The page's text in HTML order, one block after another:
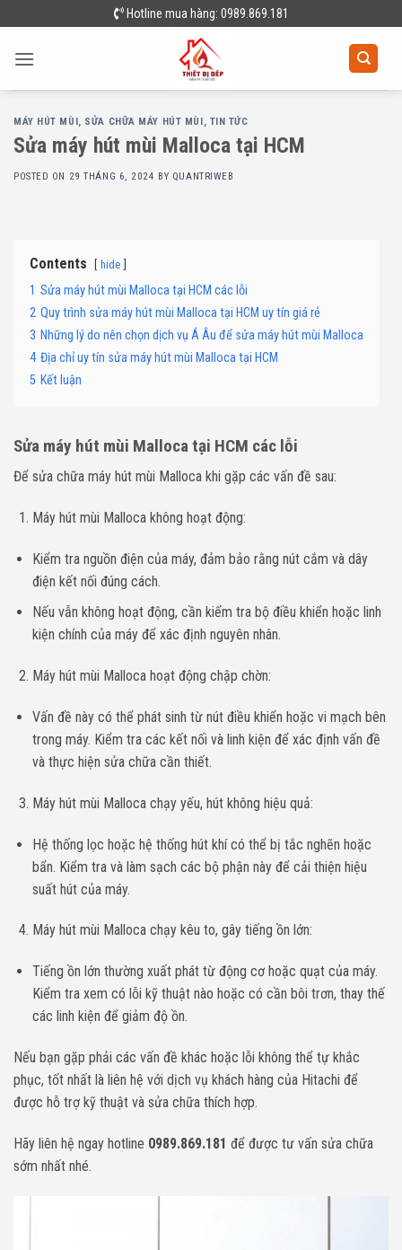
to
content
Hotline mua hàng: 0989.869.181
MÁY HÚT MÙI, SỬA CHỮA MÁY HÚT MÙI, TIN TỨC
Sửa máy hút mùi Malloca tại HCM
POSTED ON 29 THÁNG 6, 2024 BY QUANTRIWEB
Contents hide
1 Sửa máy hút mùi Malloca tại HCM các lỗi
2 Quy trình sửa máy hút mùi Malloca tại HCM uy tín giá rẻ
3 Những lý do nên chọn dịch vụ Á Âu để sửa máy hút mùi Malloca
4 Địa chỉ uy tín sửa máy hút mùi Malloca tại HCM
5 Kết luận
Sửa máy hút mùi Malloca tại HCM các lỗi
Để sửa chữa máy hút mùi Malloca khi gặp các vấn đề sau:
Máy hút mùi Malloca không hoạt động:
Kiểm tra nguồn điện của máy, đảm bảo rằng nút cắm và dây
điện kết nối đúng cách.
Nếu vẫn không hoạt động, cần kiểm tra bộ điều khiển hoặc linh
kiện chính của máy để xác định nguyên nhân.
Máy hút mùi Malloca hoạt động chập chờn:
Vấn đề này có thể phát sinh từ nút điều khiển hoặc vi mạch bên
trong máy. Kiểm tra các kết nối và linh kiện để xác định vấn đề
và thực hiện sửa chữa cần thiết.
Máy hút mùi Malloca chạy yếu, hút không hiệu quả:
Hệ thống lọc hoặc hệ thống hút khí có thể bị tắc nghẽn hoặc
bẩn. Kiểm tra và làm sạch các bộ phận này để cải thiện hiệu
suất hút của máy.
Máy hút mùi Malloca chạy kêu to, gây tiếng ồn lớn:
Tiếng ồn lớn thường xuất phát từ động cơ hoặc quạt của máy.
Kiểm tra xem có lỗi kỹ thuật nào hoặc có cần bôi trơn, thay thế
các linh kiện để giảm độ ồn.
Nếu bạn gặp phải các vấn đề khác hoặc lỗi không thể tự khắc
phục, tốt nhất là liên hệ với dịch vụ khách hàng của Hitachi để
được hỗ trợ kỹ thuật và sửa chữa thích hợp.
Hãy liên hệ ngay hotline 0989.869.181 để được tư vấn sửa chữa
sớm nhất nhé.